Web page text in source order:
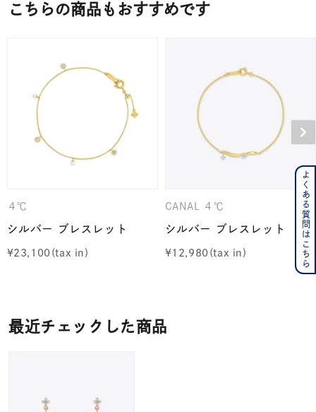
こちらの商品もおすすめです
４℃
シルバー ブレスレット
¥23,100
CANAL ４℃
シルバー ブレスレット
¥12,980
最近チェックした商品
よくある質問はこちら